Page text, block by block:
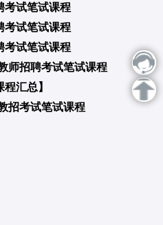
考试笔试课程
考试笔试课程
考试笔试课程
师招聘考试笔试课程
汇总】
招考试笔试课程